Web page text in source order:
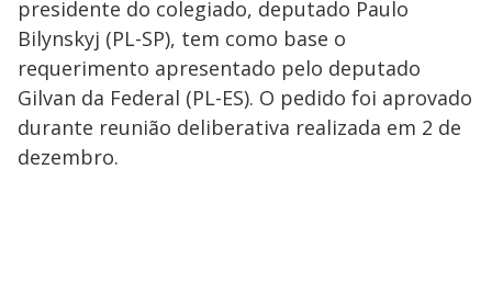
presidente do colegiado, deputado Paulo
Bilynskyj (PL-SP), tem como base o
requerimento apresentado pelo deputado
Gilvan da Federal (PL-ES). O pedido foi aprovado
durante reunião deliberativa realizada em 2 de
dezembro.